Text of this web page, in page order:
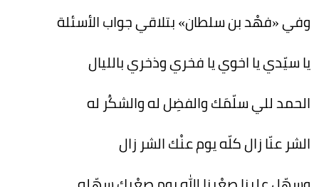
وفي «فهْد بن سلطان» بتلاقي جواب الأسئلة
يا سيّدي يا اخوي يا فخري وذخري بالليال
الحمد للي سلّمَك والفضِل له والشكُر له
الشر عنّا زال كلّه يوم عنْك الشر زال